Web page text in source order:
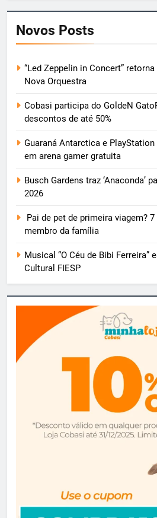
Novos Posts
“Led Zeppelin in Concert”
Nova Orquestra
Cobasi participa do GoldeN
descontos de até 50%
Guaraná Antarctica e
em arena gamer gratuita
Busch Gardens traz ‘Anaconda’
2026
Pai de pet de primeira viagem?
membro da família
Musical “O Céu de Bibi Ferreira”
Cultural FIESP